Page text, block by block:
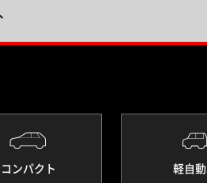
コンパクト 軽自